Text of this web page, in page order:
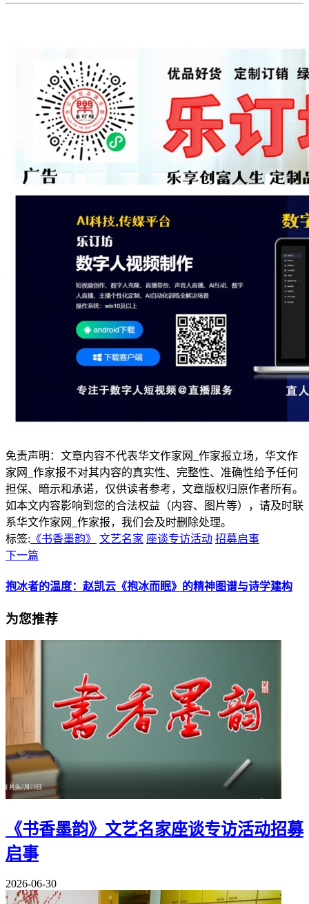
免责声明：文章内容不代表华文作家网_作家报立场，华文作
家网_作家报不对其内容的真实性、完整性、准确性给予任何
担保、暗示和承诺，仅供读者参考，文章版权归原作者所有。
如本文内容影响到您的合法权益（内容、图片等），请及时联
系华文作家网_作家报，我们会及时删除处理。
标签: 《书香墨韵》 文艺名家 座谈专访活动 招募启事
下一篇
抱冰者的温度：赵凯云《抱冰而眠》的精神图谱与诗学建构
为您推荐
《书香墨韵》文艺名家座谈专访活动招募
启事
2026-06-30